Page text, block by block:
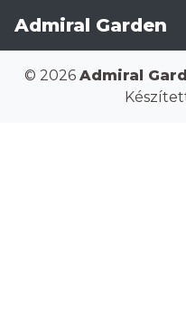
Admiral Garden
© 2026 Admiral